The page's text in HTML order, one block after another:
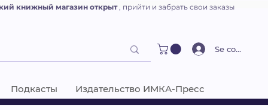
Se connecter
Подкасты Издательство ИМКА-Пресс
книжный магазин открыт , прийти и забрать свои заказы